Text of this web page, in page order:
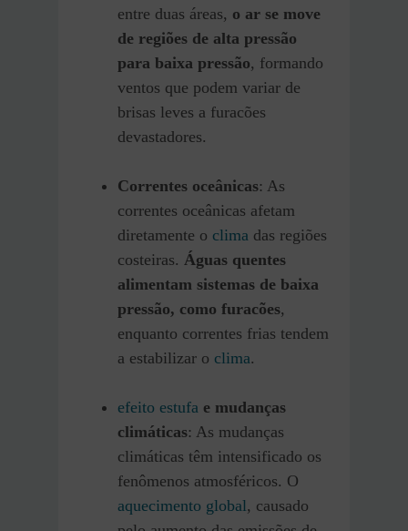
entre duas áreas, o ar se move
de regiões de alta pressão
para baixa pressão, formando
ventos que podem variar de
brisas leves a furacões
devastadores.
Correntes oceânicas: As
correntes oceânicas afetam
diretamente o clima das regiões
costeiras. Águas quentes
alimentam sistemas de baixa
pressão, como furacões,
enquanto correntes frias tendem
a estabilizar o clima.
efeito estufa e mudanças
climáticas: As mudanças
climáticas têm intensificado os
fenômenos atmosféricos. O
aquecimento global, causado